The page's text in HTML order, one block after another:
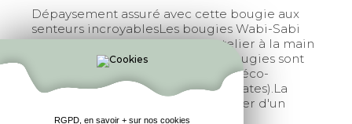
Dépaysement assuré avec cette bougie aux
senteurs incroyablesLes bougies Wabi-Sabi
sont fabriquées dans un petit atelier à la main
en Bretagne par un artisan.Ces bougies sont
fabriquées avec de la cire de soja éco-
responsable (sans OGM, sans phtalates).La
mèche est en bois pour vous assurer d'un
crépitement chaleureux.
RGPD, en savoir + sur nos cookies